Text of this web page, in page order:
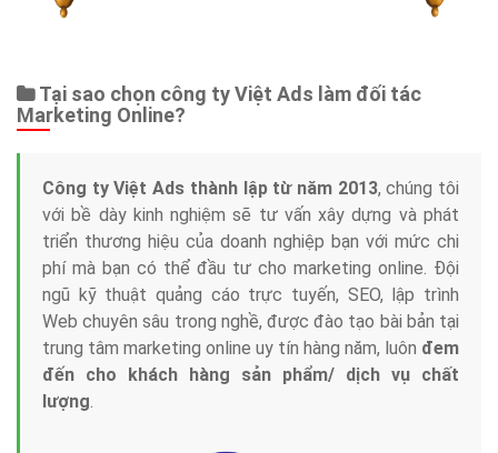
Tại sao chọn công ty Việt Ads làm đối tác
Marketing Online?
Công ty Việt Ads thành lập từ năm 2013, chúng tôi
với bề dày kinh nghiệm sẽ tư vấn xây dựng và phát
triển thương hiệu của doanh nghiệp bạn với mức chi
phí mà bạn có thể đầu tư cho marketing online. Đội
ngũ kỹ thuật quảng cáo trực tuyến, SEO, lập trình
Web chuyên sâu trong nghề, được đào tạo bài bản tại
trung tâm marketing online uy tín hàng năm, luôn đem
đến cho khách hàng sản phẩm/ dịch vụ chất
lượng.